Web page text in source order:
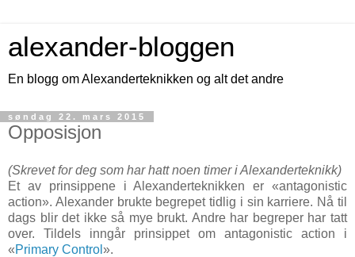
alexander-bloggen
En blogg om Alexanderteknikken og alt det andre
søndag 22. mars 2015
Opposisjon
(Skrevet for deg som har hatt noen timer i Alexanderteknikk)
Et av prinsippene i Alexanderteknikken er «antagonistic
action». Alexander brukte begrepet tidlig i sin karriere. Nå til
dags blir det ikke så mye brukt. Andre har begreper har tatt
over. Tildels inngår prinsippet om antagonistic action i
«Primary Control ».